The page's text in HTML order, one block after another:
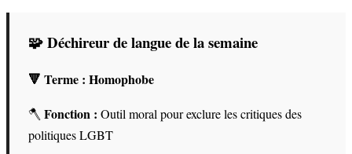
🧩 Déchireur de langue de la semaine
🔻 Terme : Homophobe
🪓 Fonction : Outil moral pour exclure les critiques des
politiques LGBT